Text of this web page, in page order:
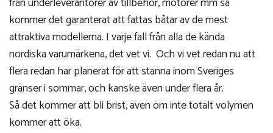
kommer det garanterat att fattas båtar av de mest
attraktiva modellerna. I varje fall från alla de kända
nordiska varumärkena, det vet vi. Och vi vet redan nu att
flera redan har planerat för att stanna inom Sveriges
gränser i sommar, och kanske även under flera år.
Så det kommer att bli brist, även om inte totalt volymen
kommer att öka.